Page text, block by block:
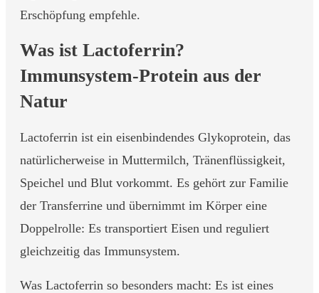
Erschöpfung empfehle.
Was ist Lactoferrin?
Immunsystem-Protein aus der
Natur
Lactoferrin ist ein eisenbindendes Glykoprotein, das
natürlicherweise in Muttermilch, Tränenflüssigkeit,
Speichel und Blut vorkommt. Es gehört zur Familie
der Transferrine und übernimmt im Körper eine
Doppelrolle: Es transportiert Eisen und reguliert
gleichzeitig das Immunsystem.
Was Lactoferrin so besonders macht: Es ist eines